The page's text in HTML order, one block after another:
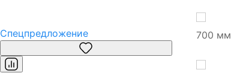
700 мм
Спецпредложение